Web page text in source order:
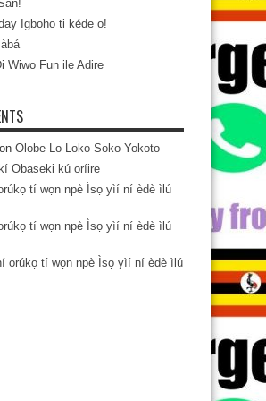
Igboho ti kéde o!
Wiwo Fun ile Adire
on Olobe Lo Loko Soko-Yokoto
Obaseki kú oríire
tí wọn npè Ìsọ yìí ní èdè ìlú
tí wọn npè Ìsọ yìí ní èdè ìlú
orúkọ tí wọn npè Ìsọ yìí ní èdè ìlú